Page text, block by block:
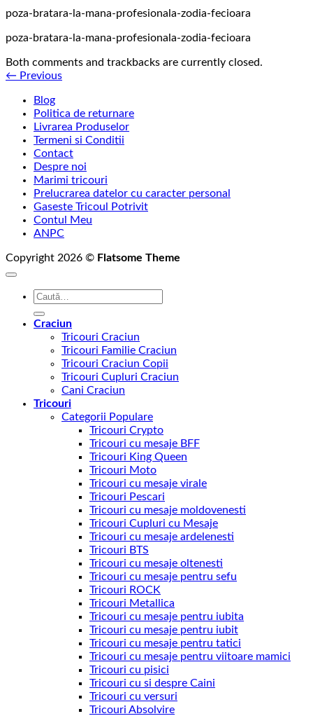
poza-bratara-la-mana-profesionala-zodia-fecioara
poza-bratara-la-mana-profesionala-zodia-fecioara
Both comments and trackbacks are currently closed.
← Previous
Blog
Politica de returnare
Livrarea Produselor
Termeni si Conditii
Contact
Despre noi
Marimi tricouri
Prelucrarea datelor cu caracter personal
Gaseste Tricoul Potrivit
Contul Meu
ANPC
Copyright 2026 © Flatsome Theme
Caută
Craciun
Tricouri Craciun
Tricouri Familie Craciun
Tricouri Craciun Copii
Tricouri Cupluri Craciun
Cani Craciun
Tricouri
Categorii Populare
Tricouri Crypto
Tricouri cu mesaje BFF
Tricouri King Queen
Tricouri Moto
Tricouri cu mesaje virale
Tricouri Pescari
Tricouri cu mesaje moldovenesti
Tricouri Cupluri cu Mesaje
Tricouri cu mesaje ardelenesti
Tricouri BTS
Tricouri cu mesaje oltenesti
Tricouri cu mesaje pentru sefu
Tricouri ROCK
Tricouri Metallica
Tricouri cu mesaje pentru iubita
Tricouri cu mesaje pentru iubit
Tricouri cu mesaje pentru tatici
Tricouri cu mesaje pentru viitoare mamici
Tricouri cu pisici
Tricouri cu si despre Caini
Tricouri cu versuri
Tricouri Absolvire